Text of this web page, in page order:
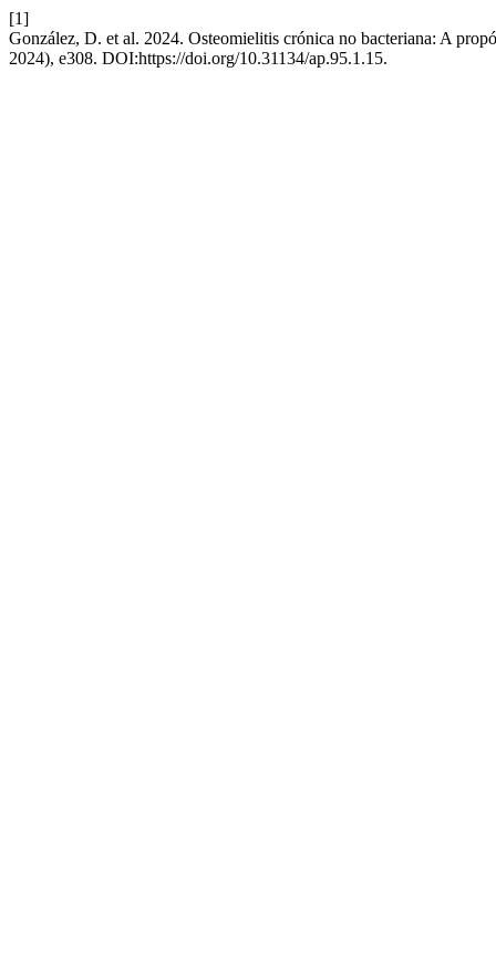
[1]
González, D. et al. 2024. Osteomielitis crónica no bacteriana: A
2024), e308. DOI:https://doi.org/10.31134/ap.95.1.15.